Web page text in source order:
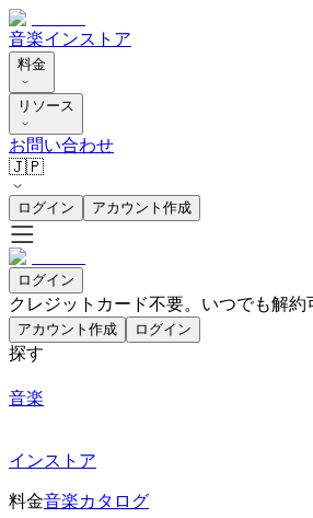
音楽インストア
料金
リソース
お問い合わせ
🇯🇵
ログイン アカウント作成
ログイン
クレジットカード不要。いつでも解約
アカウント作成 ログイン
探す
音楽
インストア
料金音楽カタログ